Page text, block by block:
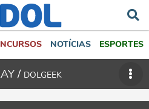
NOTÍCIAS ESPORTES
/ DOLGEEK